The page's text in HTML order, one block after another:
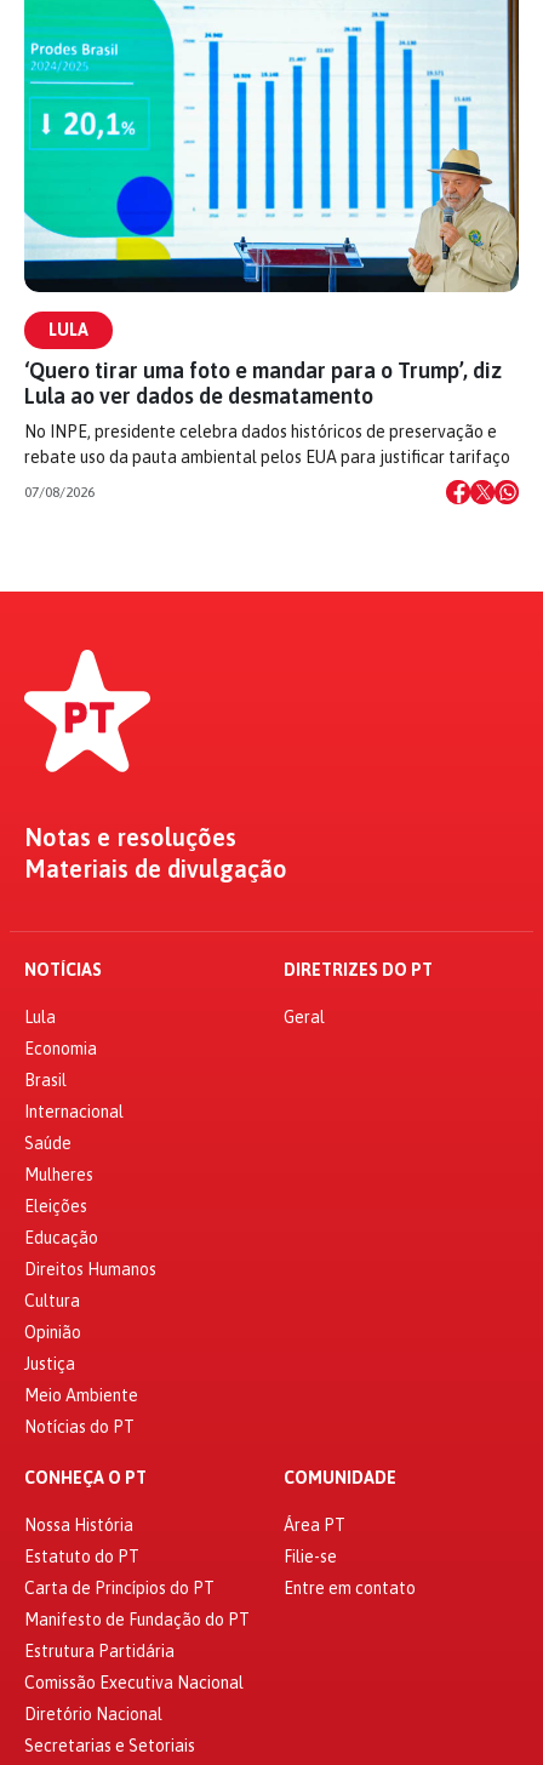
LULA
‘Quero tirar uma foto e mandar para o Trump’, diz
Lula ao ver dados de desmatamento
No INPE, presidente celebra dados históricos de preservação e
rebate uso da pauta ambiental pelos EUA para justificar tarifaço
07/08/2026
Notas e resoluções
Materiais de divulgação
NOTÍCIAS
Lula
Economia
Brasil
Internacional
Saúde
Mulheres
Eleições
Educação
Direitos Humanos
Cultura
Opinião
Justiça
Meio Ambiente
Notícias do PT
DIRETRIZES DO PT
Geral
CONHEÇA O PT
Nossa História
Estatuto do PT
Carta de Princípios do PT
Manifesto de Fundação do PT
Estrutura Partidária
Comissão Executiva Nacional
Diretório Nacional
Secretarias e Setoriais
COMUNIDADE
Área PT
Filie-se
Entre em contato